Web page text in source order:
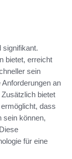
signifikant.
bietet, erreicht
sein
an
bietet
dass
sein können,
für eine